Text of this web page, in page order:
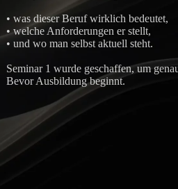
• was dieser Beruf wirklich bedeutet,
• welche Anforderungen er stellt,
• und wo man selbst aktuell steht.
Seminar 1 wurde geschaffen, um
Bevor Ausbildung beginnt.